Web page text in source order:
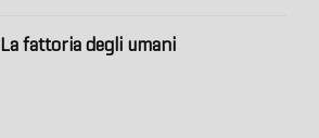
La fattoria degli umani